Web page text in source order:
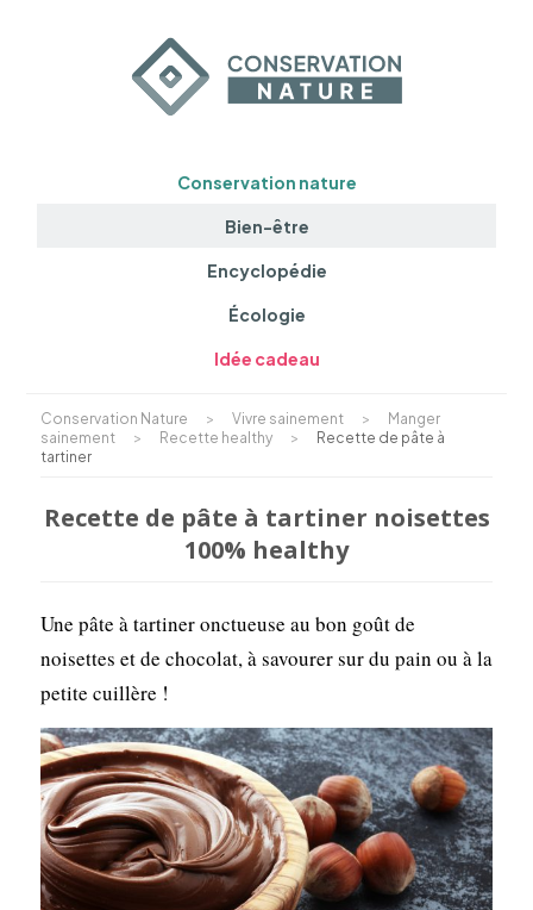
Conservation nature
Bien-être
Encyclopédie
Écologie
Idée cadeau
Conservation Nature > Vivre sainement >
Manger
sainement
> Recette healthy >
Recette de pâte à
tartiner
Recette de pâte à tartiner noisettes
100% healthy
Une pâte à tartiner onctueuse au bon goût de
noisettes et de chocolat, à savourer sur du pain ou à la
petite cuillère !